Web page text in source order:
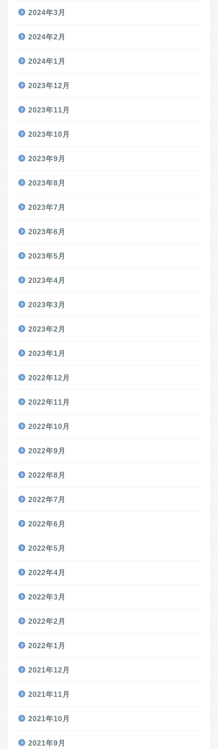
2024年3月
2024年2月
2024年1月
2023年12月
2023年11月
2023年10月
2023年9月
2023年8月
2023年7月
2023年6月
2023年5月
2023年4月
2023年3月
2023年2月
2023年1月
2022年12月
2022年11月
2022年10月
2022年9月
2022年8月
2022年7月
2022年6月
2022年5月
2022年4月
2022年3月
2022年2月
2022年1月
2021年12月
2021年11月
2021年10月
2021年9月